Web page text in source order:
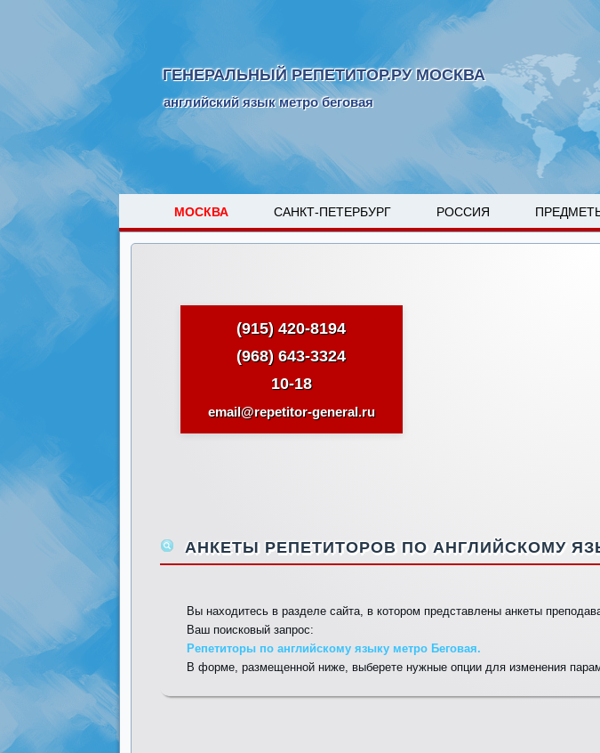
ГЕНЕРАЛЬНЫЙ РЕПЕТИТОР.РУ МОСКВА
английский язык метро беговая
МОСКВА САНКТ-ПЕТЕРБУРГ РОССИЯ
(915) 420-8194
(968) 643-3324
10-18
email@repetitor-general.ru
АНКЕТЫ РЕПЕТИТОРОВ ПО АНГЛИЙСКОМУ
Вы находитесь в разделе сайта, в котором представлены анкеты
Ваш поисковый запрос:
Репетиторы по английскому языку метро Беговая.
В форме, размещенной ниже, выберете нужные опции для изменения